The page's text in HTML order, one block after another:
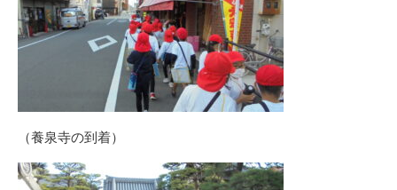
（養泉寺の到着）